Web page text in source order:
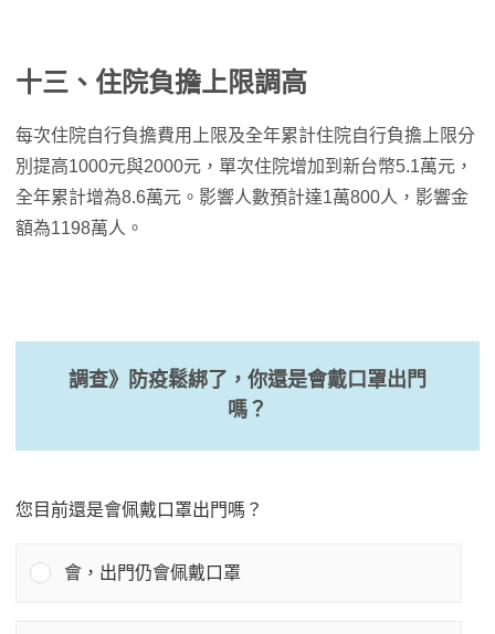
十三、住院負擔上限調高
每次住院自行負擔費用上限及全年累計住院自行負擔上限分
別提高1000元與2000元，單次住院增加到新台幣5.1萬元，
全年累計增為8.6萬元。影響人數預計達1萬800人，影響金
額為1198萬人。
調查》防疫鬆綁了，你還是會戴口罩出門
嗎？
您目前還是會佩戴口罩出門嗎？
會，出門仍會佩戴口罩